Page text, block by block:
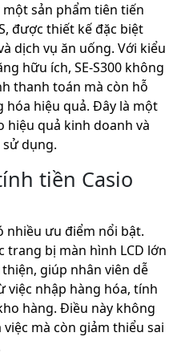
một sản phẩm tiên tiến
được thiết kế đặc biệt
dịch vụ ăn uống. Với kiểu
hữu ích, SE-S300 không
thanh toán mà còn hỗ
hóa hiệu quả. Đây là một
hiệu quả kinh doanh và
dụng.
tiền Casio
nhiều ưu điểm nổi bật.
trang bị màn hình LCD lớn
giúp nhân viên dễ
việc nhập hàng hóa, tính
hàng. Điều này không
mà còn giảm thiểu sai